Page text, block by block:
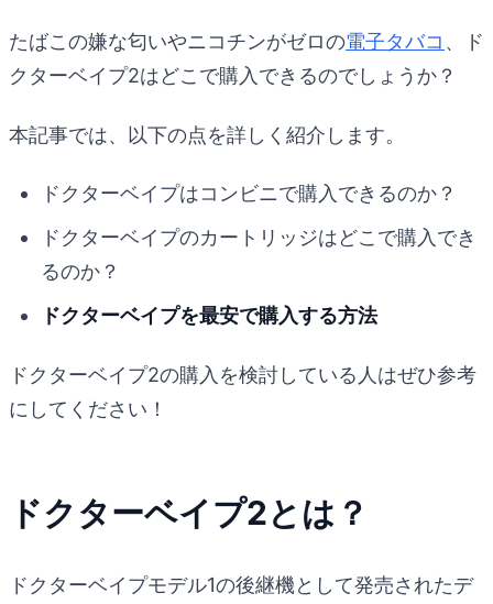
たばこの嫌な匂いやニコチンがゼロの電子タバコ 、ド
クターベイプ2はどこで購入できるのでしょうか？
本記事では、以下の点を詳しく紹介します。
ドクターベイプはコンビニで購入できるのか？
ドクターベイプのカートリッジはどこで購入でき
るのか？
ドクターベイプを最安で購入する方法
ドクターベイプ2の購入を検討している人はぜひ参考
にしてください！
ドクターベイプ2とは？
ドクターベイプモデル1の後継機として発売されたデ